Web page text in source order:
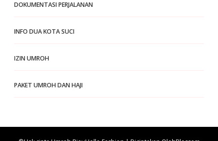
DOKUMENTASI PERJALANAN
INFO DUA KOTA SUCI
IZIN UMROH
PAKET UMROH DAN HAJI